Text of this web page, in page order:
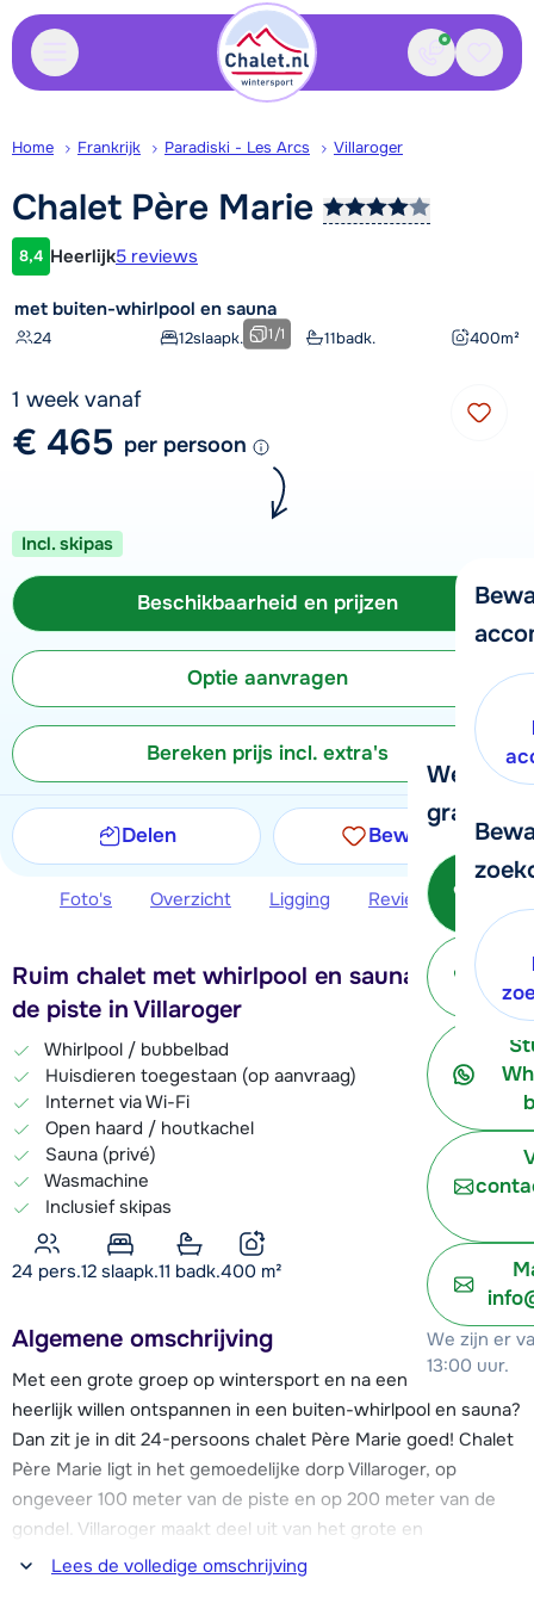
Contact
We
graag
Bel
-
We zijn er
13:00 uur.
Home Frankrijk Paradiski - Les Arcs Villaroger
Chalet Père Marie
Klantwaardering
8,4 Heerlijk5 reviews
met buiten-whirlpool en sauna
24 12slaapk. 11badk. 400m²
1/1
1 week vanaf
€ 465 per persoon
Incl. skipas
Beschikbaarheid en prijzen
Optie aanvragen
Bereken prijs incl. extra's
Delen Bewaren
Foto's Overzicht Ligging Reviews
Ruim chalet met whirlpool en sauna vlakbij
de piste in Villaroger
Whirlpool / bubbelbad
Huisdieren toegestaan (op aanvraag)
Internet via Wi-Fi
Open haard / houtkachel
Sauna (privé)
Wasmachine
Inclusief skipas
24 pers.12 slaapk.11 badk.400 m²
Algemene omschrijving
Met een grote groep op wintersport en na een actieve dag
heerlijk willen ontspannen in een buiten-whirlpool en sauna?
Dan zit je in dit 24-persoons chalet Père Marie goed! Chalet
Père Marie ligt in het gemoedelijke dorp Villaroger, op
ongeveer 100 meter van de piste en op 200 meter van de
gondel. Villaroger maakt deel uit van het grote en
uitdagende skigebied Les Arcs met ruim 200 kilometer aan
Lees de volledige omschrijving